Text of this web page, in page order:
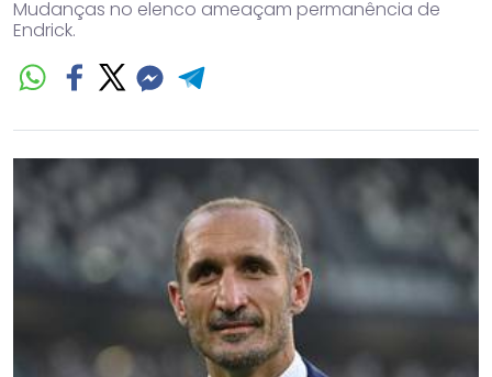
Mudanças no elenco ameaçam permanência de
Endrick.